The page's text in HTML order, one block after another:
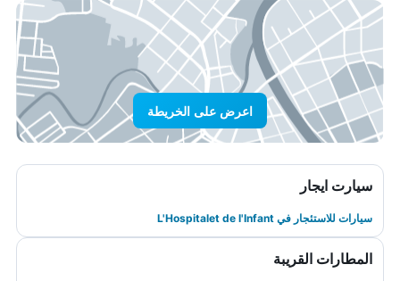
اعرض على الخريطة
سيارت ايجار
سيارات للاستئجار في L'Hospitalet de l'Infant
المطارات القريبة